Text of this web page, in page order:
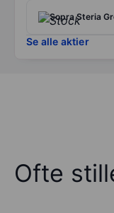
Sopra Steria
Se alle aktier
Ofte